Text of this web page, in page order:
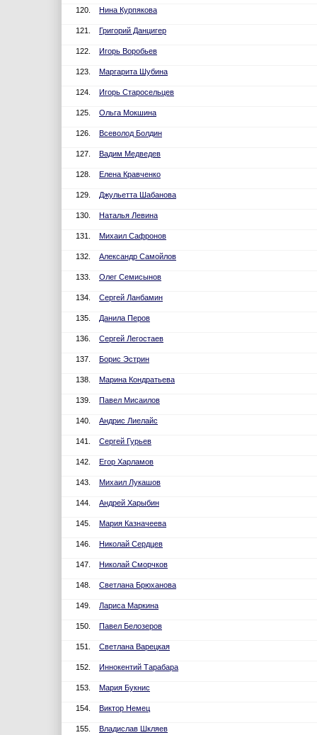
120. Нина Курпякова
121. Григорий Данцигер
122. Игорь Воробьев
123. Маргарита Шубина
124. Игорь Старосельцев
125. Ольга Мокшина
126. Всеволод Болдин
127. Вадим Медведев
128. Елена Кравченко
129. Джульетта Шабанова
130. Наталья Левина
131. Михаил Сафронов
132. Александр Самойлов
133. Олег Семисынов
134. Сергей Ланбамин
135. Данила Перов
136. Сергей Легостаев
137. Борис Эстрин
138. Марина Кондратьева
139. Павел Мисаилов
140. Андрис Лиелайс
141. Сергей Гурьев
142. Егор Харламов
143. Михаил Лукашов
144. Андрей Харыбин
145. Мария Казначеева
146. Николай Сердцев
147. Николай Сморчков
148. Светлана Брюханова
149. Лариса Маркина
150. Павел Белозеров
151. Светлана Варецкая
152. Иннокентий Тарабара
153. Мария Букнис
154. Виктор Немец
155. Владислав Шкляев